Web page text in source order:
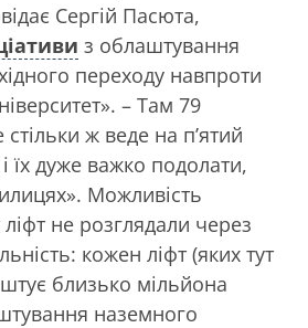
Сергій Пасюта,
з облаштування
переходу навпроти
– Там 79
ж веде на п’ятий
їх дуже важко подолати,
Можливість
не розглядали через
кожен ліфт (яких тут
близько мільйона
наземного